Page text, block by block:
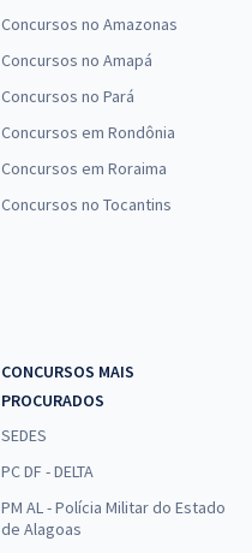
Concursos no Amazonas
Concursos no Amapá
Concursos no Pará
Concursos em Rondônia
Concursos em Roraima
Concursos no Tocantins
CONCURSOS MAIS
PROCURADOS
SEDES
PC DF - DELTA
PM AL - Polícia Militar do Estado
de Alagoas